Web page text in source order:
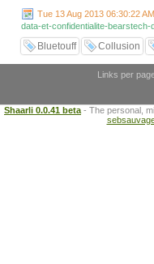
Tue 13 Aug 2013 06:30:22
data-et-confidentialite-
Bluetouff Collusion
Links per
Shaarli 0.0.41 beta - The personal,